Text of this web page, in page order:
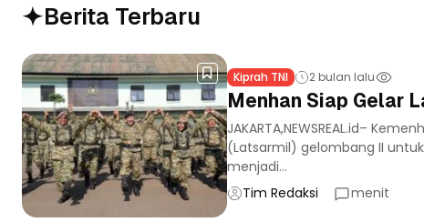
Berita Terbaru
Kiprah TNI 2 bulan lalu
Menhan Siap Gelar
JAKARTA,NEWSREAL.id–
(Latsarmil) gelombang II untuk
menjadi...
Tim Redaksi
menit